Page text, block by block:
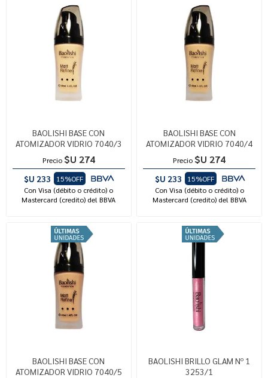
BAOLISHI BASE CON
ATOMIZADOR VIDRIO 7040/3
Precio $U 274
$U 233
15%OFF
Con Visa (débito o crédito) o
Mastercard (credito) del BBVA
BAOLISHI BASE CON
ATOMIZADOR VIDRIO 7040/4
Precio $U 274
$U 233
15%OFF
Con Visa (débito o crédito) o
Mastercard (credito) del BBVA
BAOLISHI BASE CON
ATOMIZADOR VIDRIO 7040/5
BAOLISHI BRILLO GLAM Nº 1
3253/1